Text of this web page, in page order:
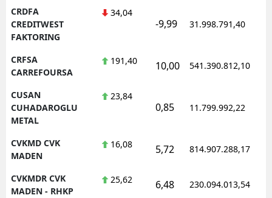
CRDFA
CREDITWEST
FAKTORING
34,04
-9,99 31.998.791,40
CRFSA
CARREFOURSA
191,40 10,00 541.390.812,10
CUSAN
CUHADAROGLU
METAL
23,84
0,85 11.799.992,22
CVKMD CVK
MADEN
16,08 5,72 814.907.288,17
CVKMDR CVK
MADEN - RHKP
25,62 6,48 230.094.013,54